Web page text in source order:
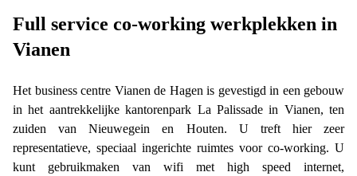
Full service co-working werkplekken in
Vianen
Het business centre Vianen de Hagen is gevestigd in een gebouw
in het aantrekkelijke kantorenpark La Palissade in Vianen, ten
zuiden van Nieuwegein en Houten. U treft hier zeer
representatieve, speciaal ingerichte ruimtes voor co-working. U
kunt gebruikmaken van wifi met high speed internet,